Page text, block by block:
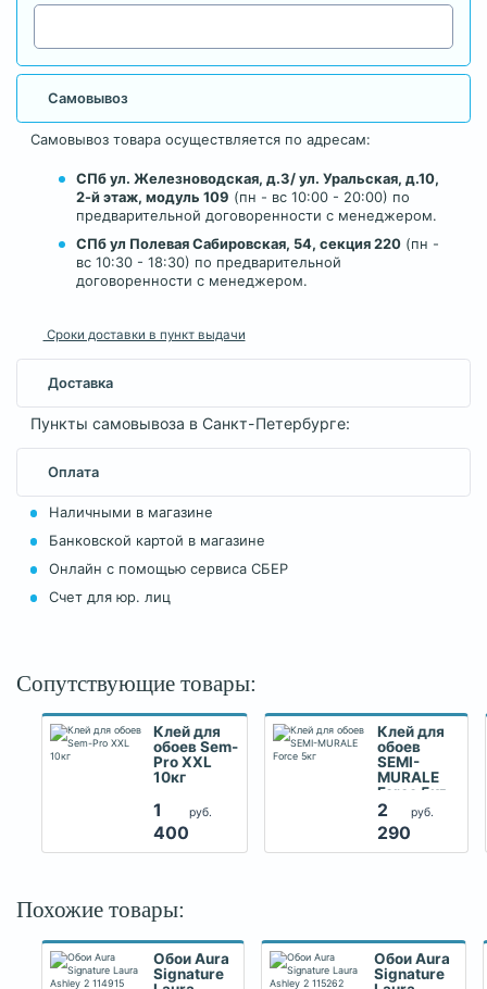
Самовывоз
Самовывоз товара осуществляется по адресам:
СПб ул. Железноводская, д.3/ ул. Уральская, д.10,
2-й этаж, модуль 109 (пн - вс 10:00 - 20:00) по
предварительной договоренности с менеджером.
СПб ул Полевая Сабировская, 54, секция 220 (пн -
вс 10:30 - 18:30) по предварительной
договоренности с менеджером.
Сроки доставки в пункт выдачи
Доставка
Пункты самовывоза в Санкт-Петербурге:
Оплата
Наличными в магазине
Банковской картой в магазине
Онлайн с помощью сервиса СБЕР
Счет для юр. лиц
Сопутствующие товары:
Клей для
обоев Sem-
Pro XXL
10кг
1
400
руб.
Клей для
обоев
SEMI-
MURALE
Force 5кг
2
290
руб.
Похожие товары:
Обои Aura
Signature
Обои Aura
Signature